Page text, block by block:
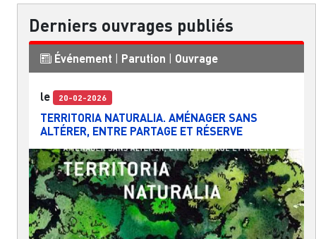
Derniers ouvrages publiés
Événement Parution Ouvrage
le 20-02-2026
TERRITORIA NATURALIA. AMÉNAGER SANS
ALTÉRER, ENTRE PARTAGE ET RÉSERVE